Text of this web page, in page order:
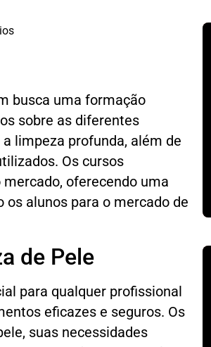
busca uma formação
sobre as diferentes
limpeza profunda, além de
Os cursos
oferecendo uma
alunos para o mercado de
de Pele
para qualquer profissional
eficazes e seguros. Os
suas necessidades